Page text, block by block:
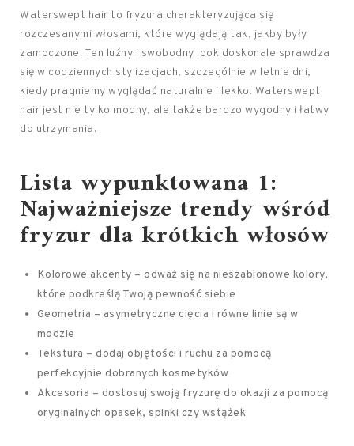
Waterswept hair to fryzura charakteryzująca się
rozczesanymi włosami, które wyglądają tak, jakby były
zamoczone. Ten luźny i swobodny look doskonale sprawdza
się w codziennych stylizacjach, szczególnie w letnie dni,
kiedy pragniemy wyglądać naturalnie i lekko. Waterswept
hair jest nie tylko modny, ale także bardzo wygodny i łatwy
do utrzymania.
Lista wypunktowana 1:
Najważniejsze trendy wśród
fryzur dla krótkich włosów
Kolorowe akcenty – odważ się na nieszablonowe kolory,
które podkreślą Twoją pewność siebie
Geometria – asymetryczne cięcia i równe linie są w
modzie
Tekstura – dodaj objętości i ruchu za pomocą
perfekcyjnie dobranych kosmetyków
Akcesoria – dostosuj swoją fryzurę do okazji za pomocą
oryginalnych opasek, spinki czy wstążek